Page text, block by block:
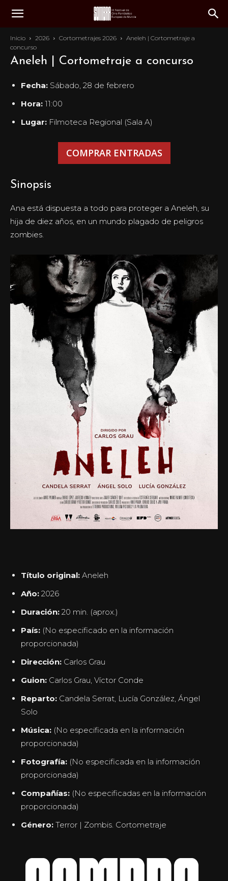
Inicio 2026 Cortometrajes 2026
Aneleh | Cortometraje a
concurso
Aneleh | Cortometraje a concurso
Fecha: Sábado, 28 de febrero
Hora: 11:00
Lugar: Filmoteca Regional (Sala A)
COMPRAR ENTRADAS
Sinopsis
Ana está dispuesta a todo para proteger a Aneleh, su
hija de diez años, en un mundo plagado de peligros
zombies.
Título original: Aneleh
Año: 2026
Duración: 20 min. (aprox.)
País: (No especificado en la información
proporcionada)
Dirección: Carlos Grau
Guion: Carlos Grau, Víctor Conde
Reparto: Candela Serrat, Lucía González, Ángel
Solo
Música: (No especificada en la información
proporcionada)
Fotografía: (No especificada en la información
proporcionada)
Compañías: (No especificadas en la información
proporcionada)
Género: Terror | Zombis. Cortometraje